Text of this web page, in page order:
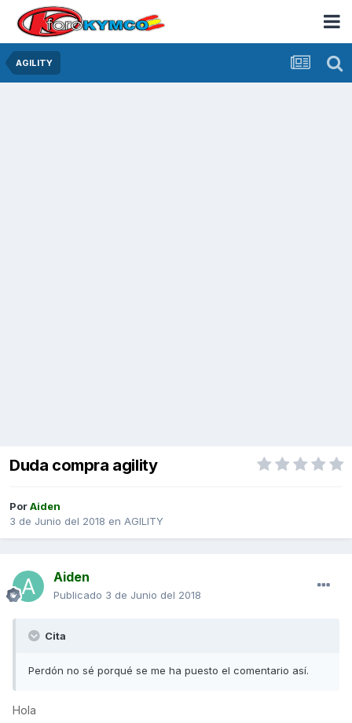
AGILITY
Duda compra agility
PorAiden
3 de Junio del 2018 en AGILITY
Aiden
Publicado 3 de Junio del 2018
Cita
Perdón no sé porqué se me ha puesto el comentario así.
Hola